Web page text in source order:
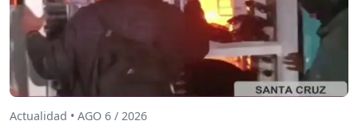
Actualidad • AGO 6 / 2026